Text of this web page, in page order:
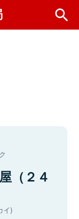
（２４
イ)